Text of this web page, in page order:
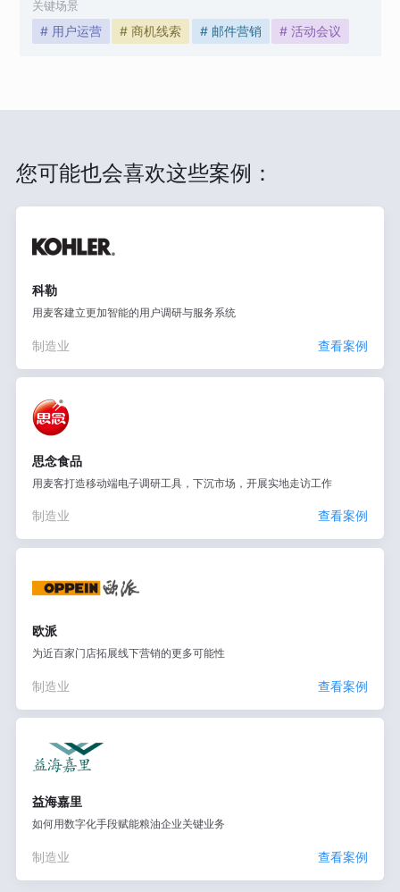
关键场景
# 用户运营 # 商机线索 # 邮件营销 # 活动会议
您可能也会喜欢这些案例：
科勒
用麦客建立更加智能的用户调研与服务系统
制造业 查看案例
思念食品
用麦客打造移动端电子调研工具，下沉市场，开展实地走访工作
制造业 查看案例
欧派
为近百家门店拓展线下营销的更多可能性
制造业 查看案例
益海嘉里
如何用数字化手段赋能粮油企业关键业务
制造业 查看案例